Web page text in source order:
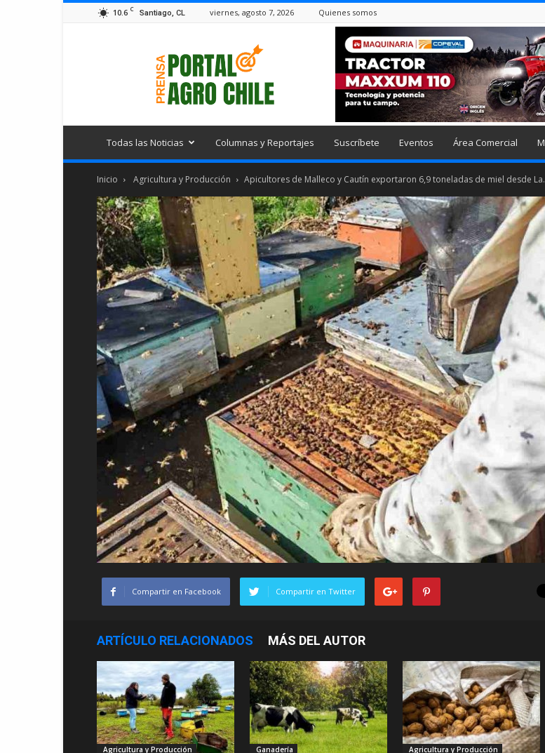
10.6 C Santiago, CL viernes, agosto 7, 2026 Quienes somos
Todas las Noticias Columnas y Reportajes Suscríbete Eventos Área Comercial
Inicio Agricultura y Producción Apicultores de Malleco y Cautín exportaron 6,9 toneladas de miel desde
Compartir en Facebook Compartir en Twitter
ARTÍCULO RELACIONADOS MÁS DEL AUTOR
Agricultura y Producción Ganadería Agricultura y Producción